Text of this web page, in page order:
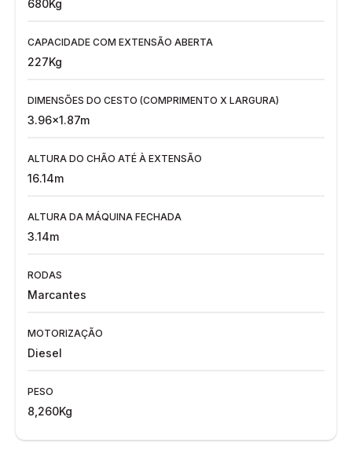
680Kg
CAPACIDADE COM EXTENSÃO ABERTA
227Kg
DIMENSÕES DO CESTO (COMPRIMENTO X LARGURA)
3.96x1.87m
ALTURA DO CHÃO ATÉ À EXTENSÃO
16.14m
ALTURA DA MÁQUINA FECHADA
3.14m
RODAS
Marcantes
MOTORIZAÇÃO
Diesel
PESO
8,260Kg